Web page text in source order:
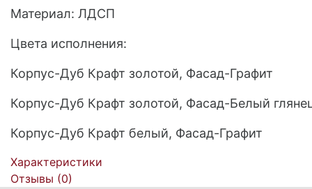
Материал: ЛДСП
Цвета исполнения:
Корпус-Дуб Крафт золотой, Фасад-Графит
Корпус-Дуб Крафт золотой, Фасад-Белый
Корпус-Дуб Крафт белый, Фасад-Графит
Характеристики
Отзывы (0)